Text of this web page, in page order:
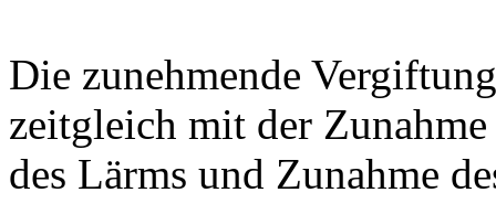
Die zunehmende
zeitgleich mit der
des Lärms und Zunahme